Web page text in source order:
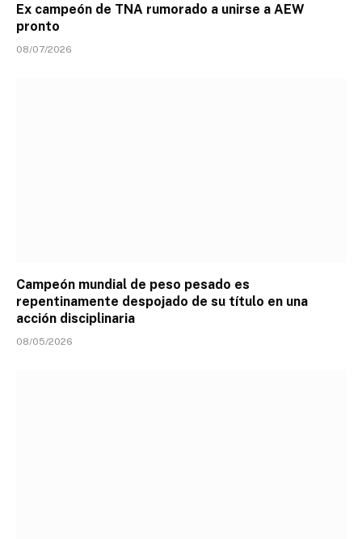
Ex campeón de TNA rumorado a unirse a AEW
pronto
08/07/2026
Campeón mundial de peso pesado es
repentinamente despojado de su título en una
acción disciplinaria
08/05/2026